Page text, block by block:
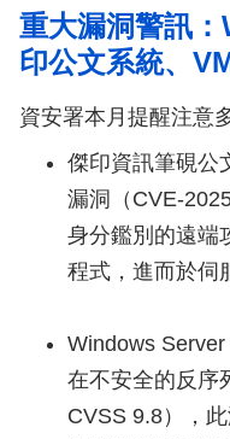
重大漏洞警訊
印公文系統、
資安署本月提醒注意
傑印資訊筆硯公
漏洞（CVE-
身分鑑別的遠端
程式，進而於伺
Windows
在不安全的反序
CVSS 9.8），